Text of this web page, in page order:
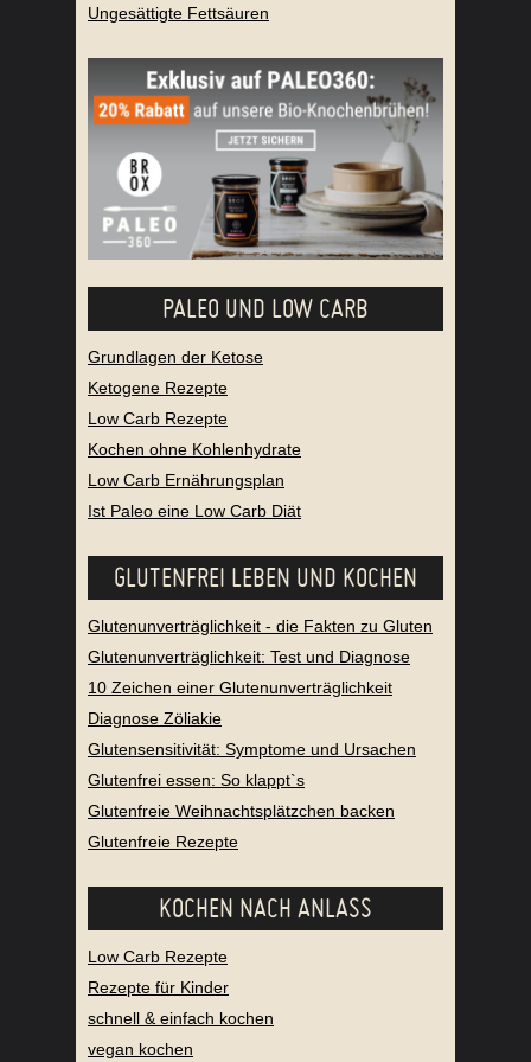
Ungesättigte Fettsäuren
PALEO UND LOW CARB
Grundlagen der Ketose
Ketogene Rezepte
Low Carb Rezepte
Kochen ohne Kohlenhydrate
Low Carb Ernährungsplan
Ist Paleo eine Low Carb Diät
GLUTENFREI LEBEN UND KOCHEN
Glutenunverträglichkeit - die Fakten zu Gluten
Glutenunverträglichkeit: Test und Diagnose
10 Zeichen einer Glutenunverträglichkeit
Diagnose Zöliakie
Glutensensitivität: Symptome und Ursachen
Glutenfrei essen: So klappt`s
Glutenfreie Weihnachtsplätzchen backen
Glutenfreie Rezepte
KOCHEN NACH ANLASS
Low Carb Rezepte
Rezepte für Kinder
schnell & einfach kochen
vegan kochen